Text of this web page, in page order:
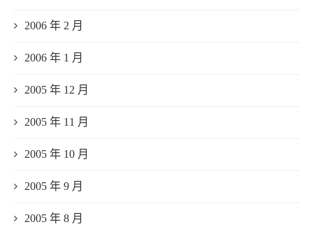
2006 年 2 月
2006 年 1 月
2005 年 12 月
2005 年 11 月
2005 年 10 月
2005 年 9 月
2005 年 8 月